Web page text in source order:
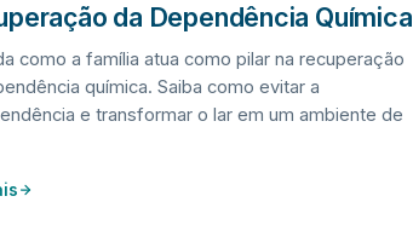
da Dependência Química
como a família atua como pilar na recuperação
química. Saiba como evitar a
e transformar o lar em um ambiente de